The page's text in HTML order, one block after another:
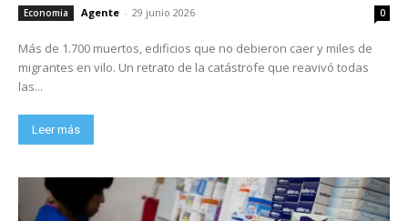
Economia Agente - 29 junio 2026 0
Más de 1.700 muertos, edificios que no debieron caer y miles de
migrantes en vilo. Un retrato de la catástrofe que reavivó todas
las...
Leer más